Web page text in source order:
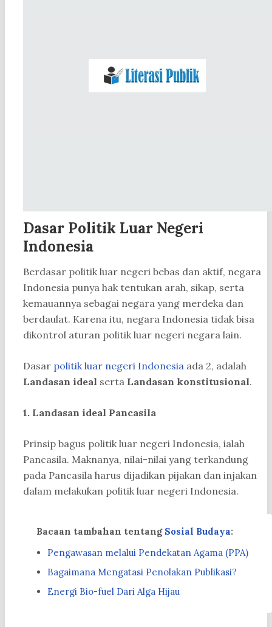
Dasar Politik Luar Negeri
Indonesia
Berdasar politik luar negeri bebas dan aktif, negara
Indonesia punya hak tentukan arah, sikap, serta
kemauannya sebagai negara yang merdeka dan
berdaulat. Karena itu, negara Indonesia tidak bisa
dikontrol aturan politik luar negeri negara lain.
Dasar politik luar negeri Indonesia ada 2, adalah
Landasan ideal serta Landasan konstitusional.
1. Landasan ideal Pancasila
Prinsip bagus politik luar negeri Indonesia, ialah
Pancasila. Maknanya, nilai-nilai yang terkandung
pada Pancasila harus dijadikan pijakan dan injakan
dalam melakukan politik luar negeri Indonesia.
Bacaan tambahan tentang Sosial Budaya:
Pengawasan melalui Pendekatan Agama (PPA)
Bagaimana Mengatasi Penolakan Publikasi?
Energi Bio-fuel Dari Alga Hijau